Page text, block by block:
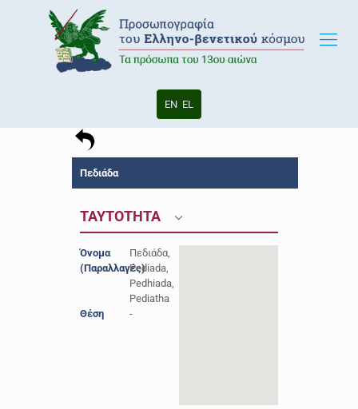
EN EL
Πεδιάδα
ΤΑΥΤΟΤΗΤΑ
Όνομα
(Παραλλαγές)
Πεδιάδα,
Pediada,
Pedhiada,
Pediatha
Θέση
-